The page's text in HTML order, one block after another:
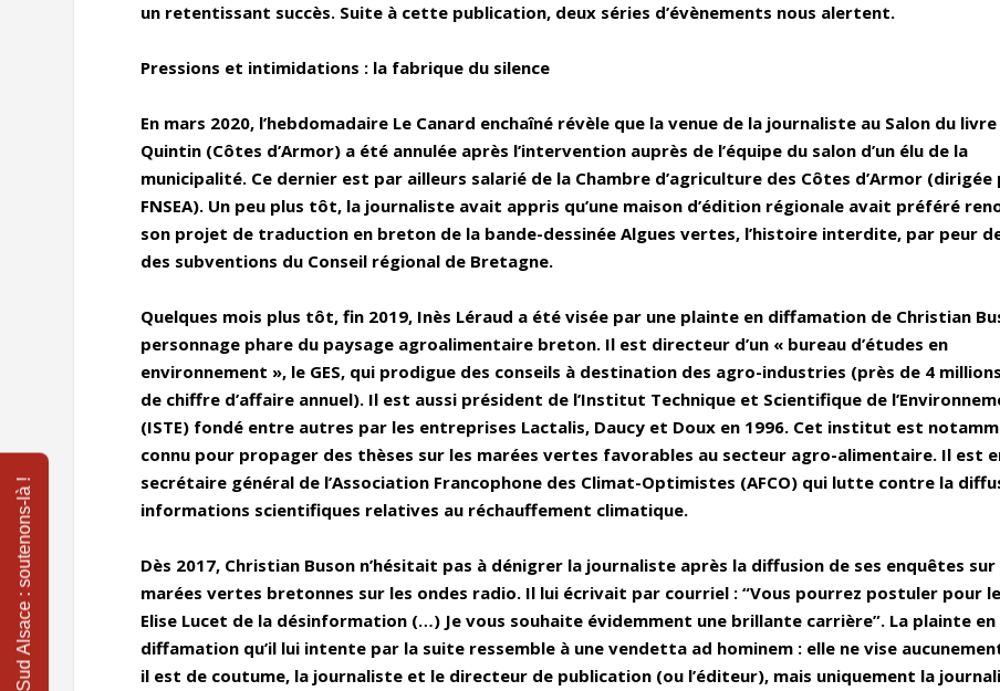
un retentissant succès. Suite à cette publication, deux séries d’évènements nous alertent.
Pressions et intimidations : la fabrique du silence
En mars 2020, l’hebdomadaire Le Canard enchaîné révèle que la venue de la journaliste au Salon du
Quintin (Côtes d’Armor) a été annulée après l’intervention auprès de l’équipe du salon d’un élu de la
municipalité. Ce dernier est par ailleurs salarié de la Chambre d’agriculture des Côtes d’Armor (dirigée
FNSEA). Un peu plus tôt, la journaliste avait appris qu’une maison d’édition régionale avait préféré
son projet de traduction en breton de la bande-dessinée Algues vertes, l’histoire interdite, par peur
des subventions du Conseil régional de Bretagne.
Quelques mois plus tôt, fin 2019, Inès Léraud a été visée par une plainte en diffamation de Christian
personnage phare du paysage agroalimentaire breton. Il est directeur d’un « bureau d’études en
environnement », le GES, qui prodigue des conseils à destination des agro-industries (près de 4
de chiffre d’affaire annuel). Il est aussi président de l’Institut Technique et Scientifique de
(ISTE) fondé entre autres par les entreprises Lactalis, Daucy et Doux en 1996. Cet institut est
connu pour propager des thèses sur les marées vertes favorables au secteur agro-alimentaire. Il est
secrétaire général de l’Association Francophone des Climat-Optimistes (AFCO) qui lutte contre la
informations scientifiques relatives au réchauffement climatique.
Dès 2017, Christian Buson n’hésitait pas à dénigrer la journaliste après la diffusion de ses enquêtes sur
marées vertes bretonnes sur les ondes radio. Il lui écrivait par courriel : “Vous pourrez postuler pour
Elise Lucet de la désinformation (…) Je vous souhaite évidemment une brillante carrière”. La plainte en
diffamation qu’il lui intente par la suite ressemble à une vendetta ad hominem : elle ne vise
il est de coutume, la journaliste et le directeur de publication (ou l’éditeur), mais uniquement la